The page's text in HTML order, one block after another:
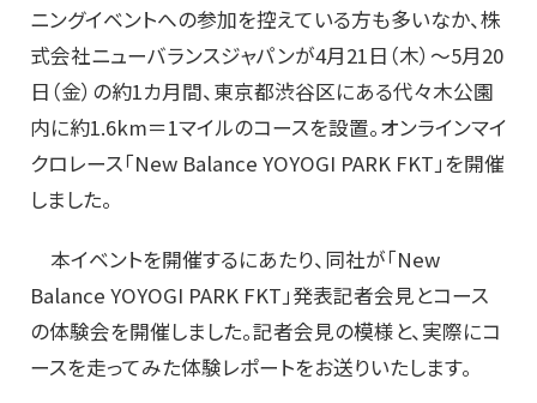
ニングイベントへの参加を控えている方も多いなか、株
式会社ニューバランスジャパンが4月21日（木）～5月20
日（金）の約1カ月間、東京都渋谷区にある代々木公園
内に約1.6km＝1マイルのコースを設置。オンラインマイ
クロレース「New Balance YOYOGI PARK FKT」を開催
しました。
本イベントを開催するにあたり、同社が「New
Balance YOYOGI PARK FKT」発表記者会見とコース
の体験会を開催しました。記者会見の模様と、実際にコ
ースを走ってみた体験レポートをお送りいたします。